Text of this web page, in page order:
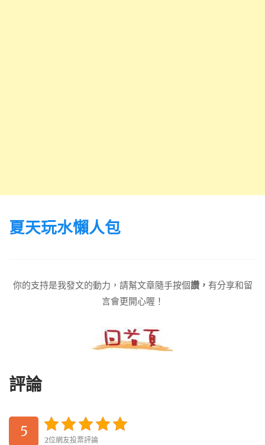
夏天玩水懶人包
你的支持是我發文的動力，請幫文章隨手按個讚， 有分享和留
言會更開心喔！
評論
5
2位網友投票評論